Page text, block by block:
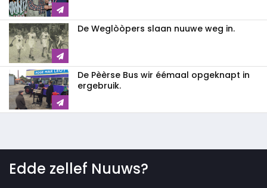
De Weglòòpers slaan nuuwe weg in.
De Pèèrse Bus wir éémaal opgeknapt in
ergebruik.
Edde zellef Nuuws?